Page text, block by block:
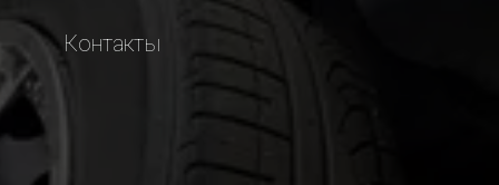
Контакты